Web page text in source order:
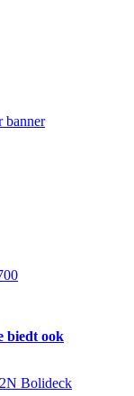
biedt ook